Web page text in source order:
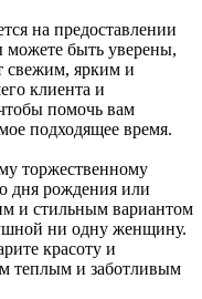
на предоставлении
можете быть уверены,
свежим, ярким и
клиента и
помочь вам
подходящее время.
торжественному
дня рождения или
и стильным вариантом
ни одну женщину.
красоту и
теплым и заботливым